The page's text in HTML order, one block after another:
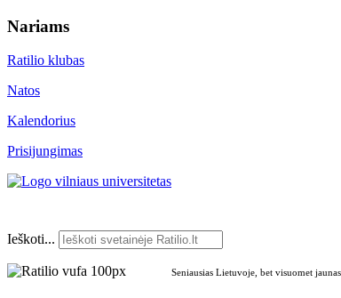
Nariams
Ratilio klubas
Natos
Kalendorius
Prisijungimas
Ieškoti...
Seniausias Lietuvoje, bet visuomet